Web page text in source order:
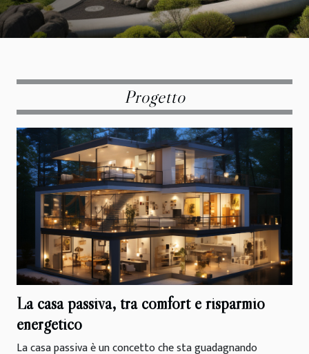
Progetto
La casa passiva, tra comfort e risparmio
energetico
La casa passiva è un concetto che sta guadagnando